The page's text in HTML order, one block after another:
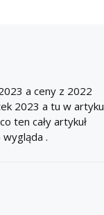
a ceny z 2022
2023 a tu w
ten cały artykuł
.